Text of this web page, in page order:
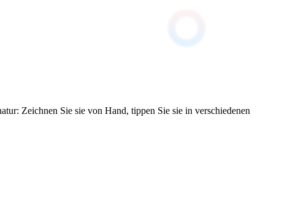
Zeichnen Sie sie von Hand, tippen Sie sie in verschiedenen